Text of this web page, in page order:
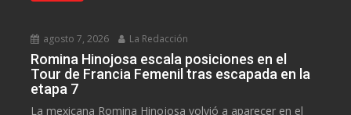
agosto 7, 2026 La Redacción
Romina Hinojosa escala posiciones en el
Tour de Francia Femenil tras escapada en la
etapa 7
La mexicana Romina Hinojosa volvió a aparecer en el